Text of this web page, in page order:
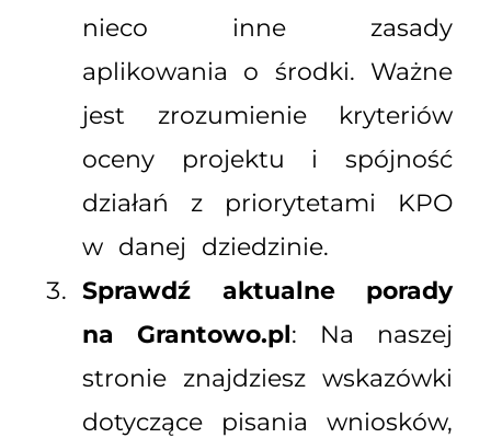
nieco inne zasady
aplikowania o środki. Ważne
jest zrozumienie kryteriów
oceny projektu i spójność
działań z priorytetami KPO
w danej dziedzinie.
Sprawdź aktualne porady
na Grantowo.pl: Na naszej
stronie znajdziesz wskazówki
dotyczące pisania wniosków,